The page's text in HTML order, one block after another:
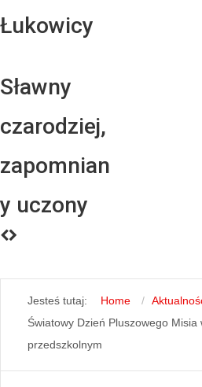
Łukowicy
Sławny
czarodziej,
zapomnian
y uczony
Jesteś tutaj: Home
Światowy Dzień Pluszowego Misia
przedszkolnym